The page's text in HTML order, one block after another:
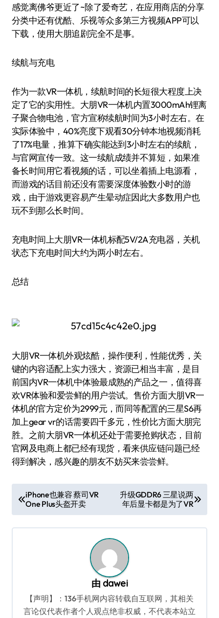
感觉离佛爷更近了~除了爱奇艺，在应用商店的分享
分类中还有优酷、乐视等众多第三方视频APP可以
下载，使用大朋追剧完全不是事。
续航与充电
作为一款VR一体机，续航时间的长短很大程度上决
定了它的实用性。大朋VR一体机内置3000mAh锂离
子聚合物电池，官方宣称续航时间为3小时左右。在
实际体验中，40%亮度下观看30分钟本地视频消耗
了17%电量，推算下确实能达到3小时左右的续航，
与官网宣传一致。这一续航成绩并不算短，如果准
备长时间用它看视频的话，可以坐着插上电源看，
而游戏的话目前还没有需要深度体验数小时的游
戏，由于游戏更容易产生晕动症因此大多数用户也
玩不到那么长时间。
充电时间上大朋VR一体机标配5V/2A充电器，关机
状态下充电时间大约为两小时左右。
总结
大朋VR一体机外观炫酷，操作便利，性能优秀，关
键的内容适配上实力强大，资源已相当丰富，是目
前国内VR一体机中体验最成熟的产品之一，值得喜
欢VR体验和爱尝鲜的用户尝试。售价方面大朋VR一
体机的官方定价为2999元，而同等配置的三星S6再
加上gear vr的话需要四千多元，性价比方面大朋完
胜。之前大朋VR一体机还处于需要抢购状态，目前
官网及电商上都已经有现货，看来供应链问题已经
得到解决，感兴趣的朋友不妨买来尝尝鲜。
章
导
iPhone也兼容 蔡司VR
One Plus头盔开卖
升级GDDR6 三星说两
年后显卡都是为了VR
由 dawei
【声明】：136手机网内容转载自互联网，其相关
言论仅代表作者个人观点绝非权威，不代表本站立